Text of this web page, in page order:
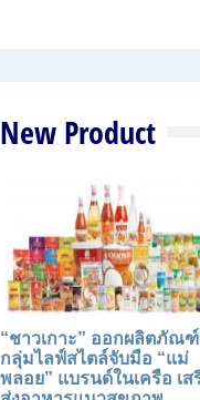
New Product
“ชาวเกาะ” ออกผลิตภัณ
กลุ่มไลฟ์สไตล์จับมือ “แม่
พลอย” แบรนด์ในเครือ เ